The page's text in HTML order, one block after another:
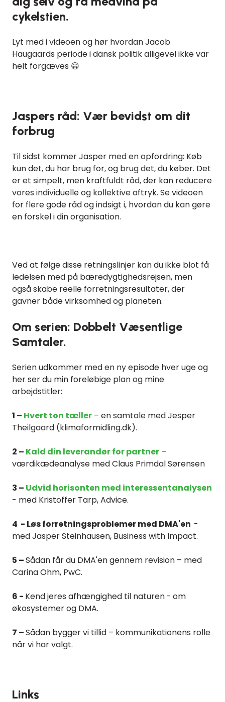
cykelstien.
Lyt med i videoen og hør hvordan Jacob
Haugaards periode i dansk politik alligevel ikke var
helt forgæves 😀
Jaspers råd: Vær bevidst om dit
forbrug
Til sidst kommer Jasper med en opfordring: Køb
kun det, du har brug for, og brug det, du køber. Det
er et simpelt, men kraftfuldt råd, der kan reducere
vores individuelle og kollektive aftryk. Se videoen
for flere gode råd og indsigt i, hvordan du kan gøre
en forskel i din organisation.
Ved at følge disse retningslinjer kan du ikke blot få
ledelsen med på bæredygtighedsrejsen, men
også skabe reelle forretningsresultater, der
gavner både virksomhed og planeten.
Om serien: Dobbelt Væsentlige
Samtaler.
Serien udkommer med en ny episode hver uge og
her ser du min foreløbige plan og mine
arbejdstitler:
1 – Hvert ton tæller – en samtale med Jesper
Theilgaard (klimaformidling.dk).
2 – Kald din leverandør for partner –
værdikædeanalyse med Claus Primdal Sørensen
3 – Udvid horisonten med interessentanalysen
- med Kristoffer Tarp, Advice.
4 - Løs forretningsproblemer med DMA'en -
med Jasper Steinhausen, Business with Impact.
5 –Sådan får du DMA'en gennem revision – med
Carina Ohm, PwC.
6 - Kend jeres afhængighed til naturen- om
økosystemer og DMA.
7 –Sådan bygger vi tillid – kommunikationens rolle
når vi har valgt.
Links